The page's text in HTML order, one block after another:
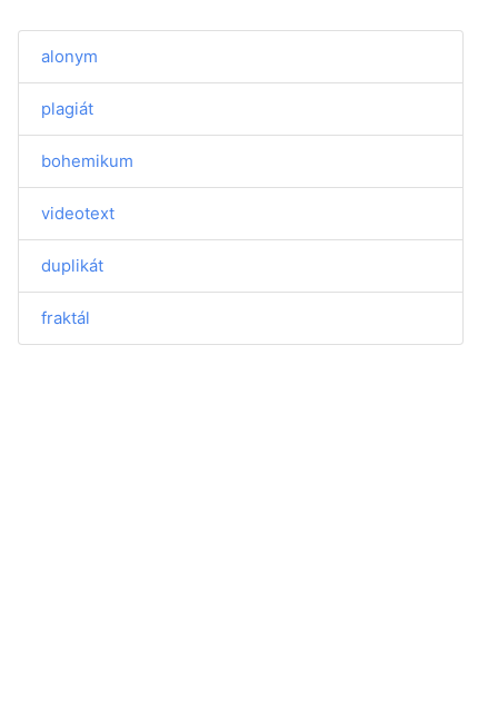
alonym
plagiát
bohemikum
videotext
duplikát
fraktál